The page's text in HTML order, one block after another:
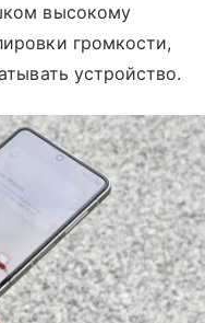
высокому
громкости,
устройство.